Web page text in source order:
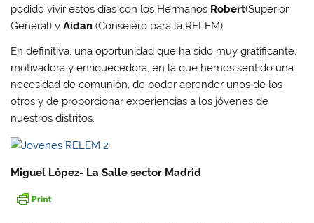
podido vivir estos días con los Hermanos Robert(Superior
General) yAidan (Consejero para la RELEM).
En definitiva, una oportunidad que ha sido muy gratificante,
motivadora y enriquecedora, en la que hemos sentido una
necesidad de comunión, de poder aprender unos de los
otros y de proporcionar experiencias a los jóvenes de
nuestros distritos.
Miguel López- La Salle sector Madrid